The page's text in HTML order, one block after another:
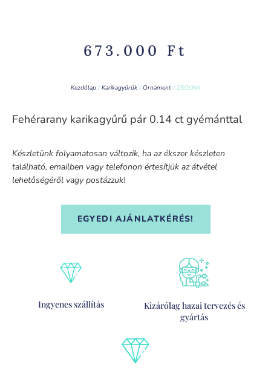
673.000 Ft
Kezdőlap/Karikagyűrűk/Ornament/ ZSOLNA
Fehérarany karikagyűrű pár 0.14 ct gyémánttal
Készletünk folyamatosan változik, ha az ékszer készleten
található, emailben vagy telefonon értesítjük az átvétel
lehetőségéről vagy postázzuk!
EGYEDI AJÁNLATKÉRÉS!
Ingyenes szállítás
Kizárólag hazai tervezés és
gyártás